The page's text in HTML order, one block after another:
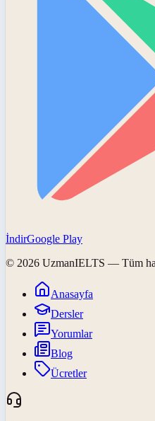
İndirGoogle Play
© 2026 UzmanIELTS — Tüm
Anasayfa
Dersler
Yorumlar
Blog
Ücretler